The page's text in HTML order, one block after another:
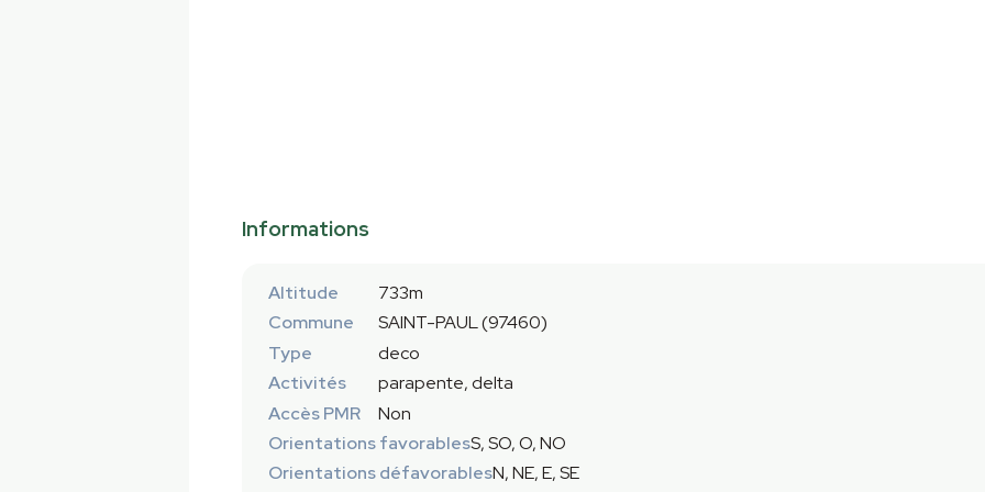
Informations
Altitude
733m
Commune
SAINT-PAUL (97460)
Type
deco
Activités
parapente, delta
Accès PMR
Non
Orientations favorablesS, SO, O, NO
Orientations défavorablesN, NE, E, SE